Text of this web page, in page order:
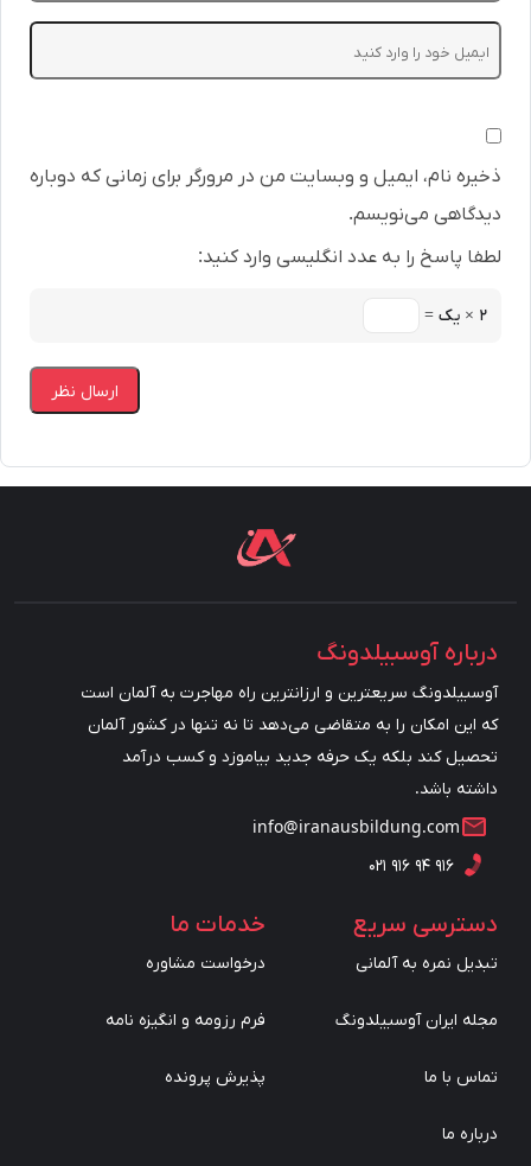
ذخیره نام، ایمیل و وبسایت من در مرورگر برای زمانی که دوباره
دیدگاهی می‌نویسم.
لطفا پاسخ را به عدد انگلیسی وارد کنید:
۲ × یک =
ارسال نظر
درباره آوسبیلدونگ
آوسبیلدونگ سریعترین و ارزانترین راه مهاجرت به آلمان است
که این امکان را به متقاضی می‌دهد تا نه تنها در کشور آلمان
تحصیل کند بلکه یک حرفه جدید بیاموزد و کسب درآمد
داشته باشد.
info@iranausbildung.com
۰۲۱ ۹۱۶ ۹۴ ۹۱۶
دسترسی سریع
تبدیل نمره به آلمانی
مجله ایران آوسبیلدونگ
تماس با ما
درباره ما
خدمات ما
درخواست مشاوره
فرم رزومه و انگیزه نامه
پذیرش پرونده